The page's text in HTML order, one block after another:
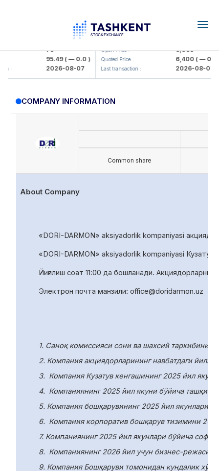
79
95.49( — 0.0 )
2026-08-07
UZMK (<O'zmetkombinat> AJ)
Open Price : 6,099
Quoted Price : 6,400( — 0.0 )
Last transaction : 2026-08-07
COMPANY INFORMATION
Common share
About Company
«DORI-DARMON» aksiyadorlik kompaniyasi
«DORI-DARMON» aksiyadorlik kompaniyasi Кузатув
Йиғилиш соат 11:00 да бошланади. Акциядорларни
Электрон почта манзили: office@doridarmon.uz
1. Саноқ комиссияси сони ва шахсий таркибини
2. Компания акциядорларининг навбатдаги
3. Компания Кузатув кенгашининг 2025 йил
4. Компаниянинг 2025 йил якуни бўйича ташқи
5. Компания бошқарувининг 2025 йил якунлари
6. Компания корпоратив бошқарув тизимини
7. Компаниянинг 2025 йил якунлари бўйича соф
8. Компаниянинг 2026 йил учун бизнес-
9. Компания Бошқаруви томонидан кундалик